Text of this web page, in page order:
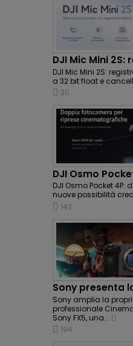
DJI Mic Mini 2S:
a 32 bit float e
30
DJI Osmo Pocket
nuove possibilità
142
Sony amplia la
professionale
Sony FX5, una...
194